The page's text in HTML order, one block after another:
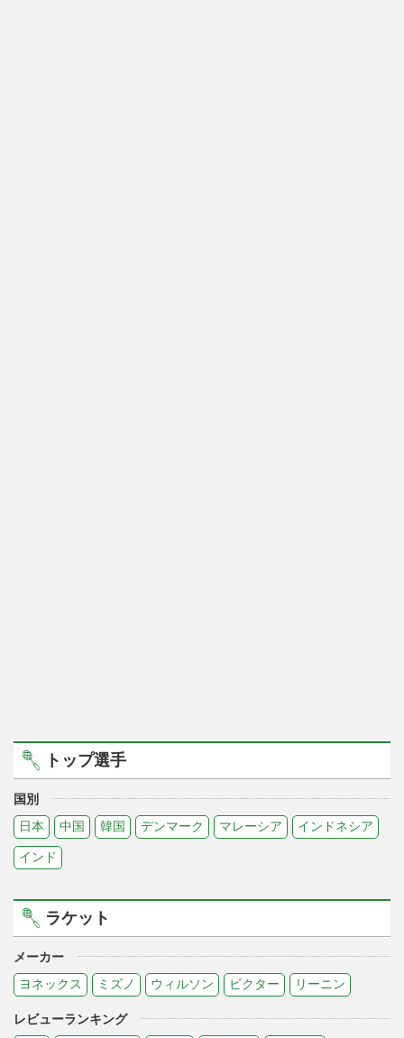
トップ選手
国別
日本
中国 韓国 デンマーク マレーシア インドネシア
インド
ラケット
メーカー
ヨネックス
ミズノ ウィルソン ビクター リーニン
レビューランキング